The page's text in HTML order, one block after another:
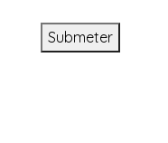
Submeter